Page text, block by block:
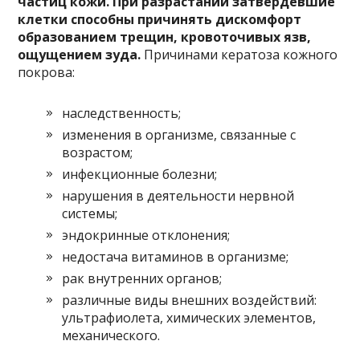
клетки способны причинять дискомфорт
образованием трещин, кровоточивых язв,
ощущением зуда. Причинами кератоза кожного
покрова:
наследственность;
изменения в организме, связанные с
возрастом;
инфекционные болезни;
нарушения в деятельности нервной
системы;
эндокринные отклонения;
недостача витаминов в организме;
рак внутренних органов;
различные виды внешних воздействий:
ультрафиолета, химических элементов,
механического.